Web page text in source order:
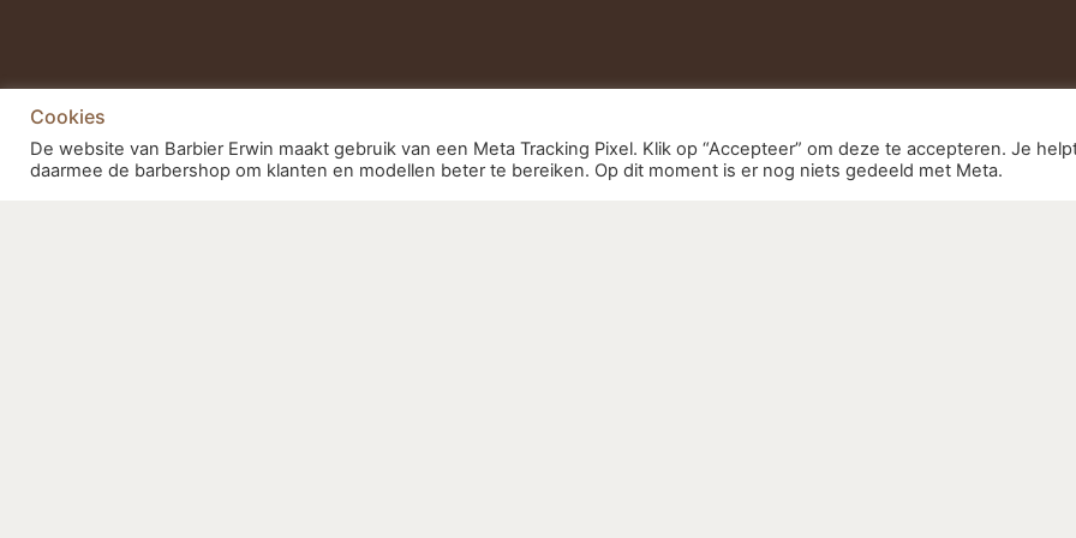
Hugopoortmanstraat 26
3404 AK IJsselstein
Cookies
De website van Barbier Erwin maakt gebruik van een Meta Tracking Pixel. Klik op “Accepteer” om deze te accepteren. Je
daarmee de barbershop om klanten en modellen beter te bereiken. Op dit moment is er nog niets gedeeld met Meta.